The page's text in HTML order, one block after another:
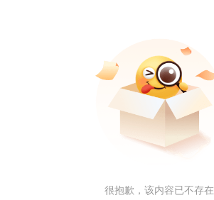
很抱歉，该内容已不存在